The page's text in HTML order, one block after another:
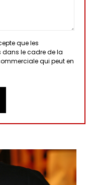
que les
dans le cadre de la
qui peut en